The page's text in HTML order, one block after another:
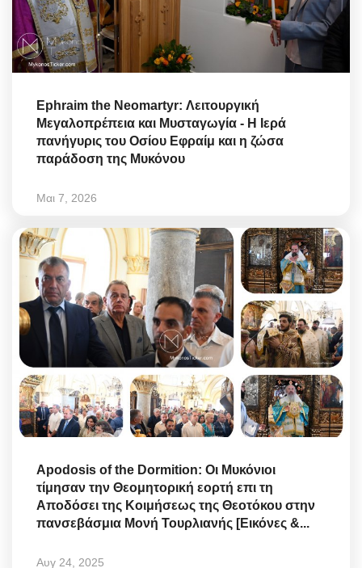
Ephraim the Neomartyr: Λειτουργική
Μεγαλοπρέπεια και Μυσταγωγία - Η Ιερά
πανήγυρις του Οσίου Εφραίμ και η ζώσα
παράδοση της Μυκόνου
Μαι 7, 2026
Apodosis of the Dormition: Οι Μυκόνιοι
τίμησαν την Θεομητορική εορτή επι τη
Αποδόσει της Κοιμήσεως της Θεοτόκου στην
πανσεβάσμια Μονή Τουρλιανής [Εικόνες &...
Αυγ 24, 2025